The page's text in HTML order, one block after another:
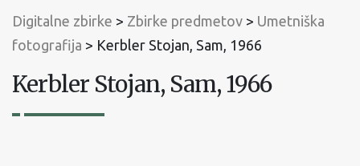
Digitalne zbirke > Zbirke predmetov > Umetniška
fotografija > Kerbler Stojan, Sam, 1966
Kerbler Stojan, Sam, 1966